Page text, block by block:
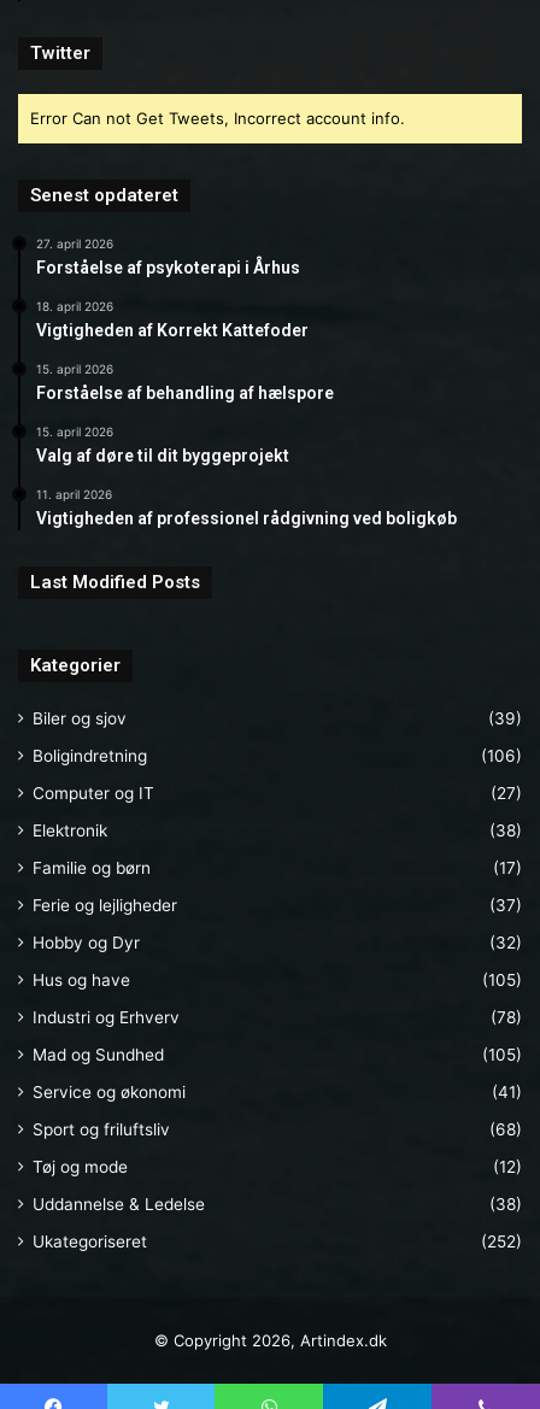
Twitter
Error Can not Get Tweets, Incorrect account info.
Senest opdateret
27. april 2026
Forståelse af psykoterapi i Århus
18. april 2026
Vigtigheden af Korrekt Kattefoder
15. april 2026
Forståelse af behandling af hælspore
15. april 2026
Valg af døre til dit byggeprojekt
11. april 2026
Vigtigheden af professionel rådgivning ved boligkøb
Last Modified Posts
Kategorier
Biler og sjov
(39)
Boligindretning
(106)
Computer og IT
(27)
Elektronik
(38)
Familie og børn
(17)
Ferie og lejligheder
(37)
Hobby og Dyr
(32)
Hus og have
(105)
Industri og Erhverv
(78)
Mad og Sundhed
(105)
Service og økonomi
(41)
Sport og friluftsliv
(68)
Tøj og mode
(12)
Uddannelse & Ledelse
(38)
Ukategoriseret
(252)
© Copyright 2026, Artindex.dk